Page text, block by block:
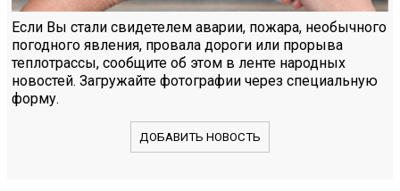
Если Вы стали свидетелем аварии, пожара, необычного
погодного явления, провала дороги или прорыва
теплотрассы, сообщите об этом в ленте народных
новостей. Загружайте фотографии через специальную
форму.
ДОБАВИТЬ НОВОСТЬ